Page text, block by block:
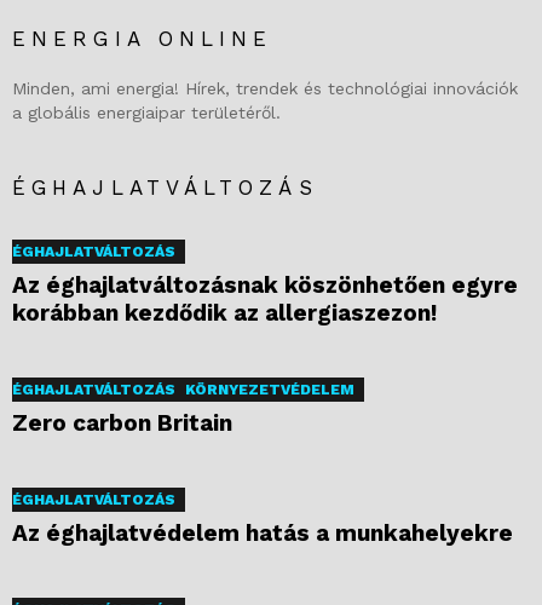
ENERGIA ONLINE
Minden, ami energia! Hírek, trendek és technológiai innovációk
a globális energiaipar területéről.
ÉGHAJLATVÁLTOZÁS
ÉGHAJLATVÁLTOZÁS
Az éghajlatváltozásnak köszönhetően egyre
korábban kezdődik az allergiaszezon!
ÉGHAJLATVÁLTOZÁS KÖRNYEZETVÉDELEM
Zero carbon Britain
ÉGHAJLATVÁLTOZÁS
Az éghajlatvédelem hatás a munkahelyekre